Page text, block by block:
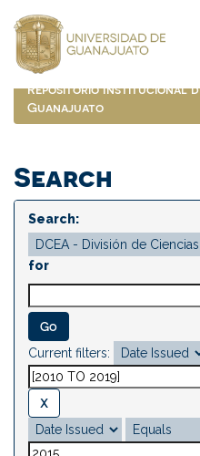
navigation
Repositorio Institucional
Guanajuato
Search
Search:
for
Current filters: